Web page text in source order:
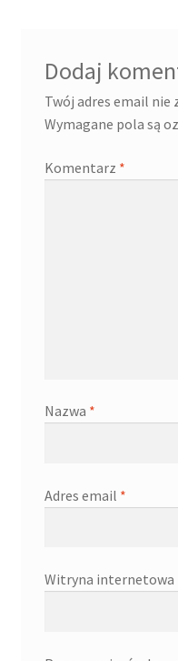
Dodaj
Twój adres email nie
Wymagane pola są
Komentarz *
Nazwa *
Adres email *
Witryna internetowa